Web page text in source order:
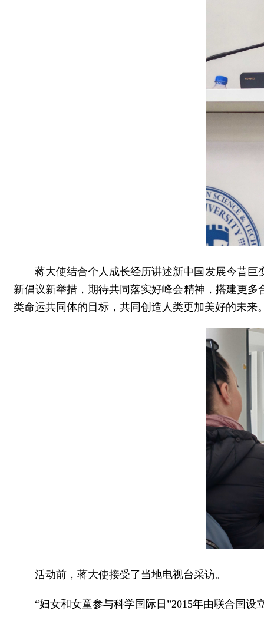
蒋大使结合个人成长经历讲述新中国发展今昔
新倡议新举措，期待共同落实好峰会精神，搭建更
类命运共同体的目标，共同创造人类更加美好的未来
活动前，蒋大使接受了当地电视台采访。
“妇女和女童参与科学国际日”2015年由联合国